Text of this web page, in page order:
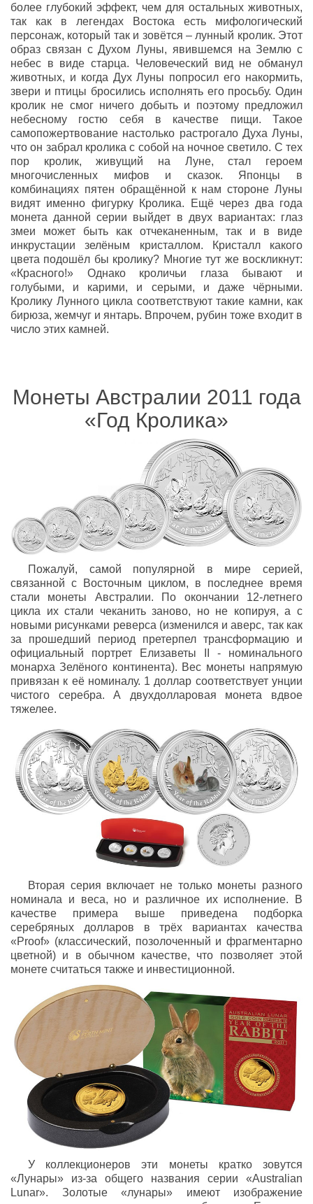
более глубокий эффект, чем для остальных животных,
так как в легендах Востока есть мифологический
персонаж, который так и зовётся – лунный кролик. Этот
образ связан с Духом Луны, явившемся на Землю с
небес в виде старца. Человеческий вид не обманул
животных, и когда Дух Луны попросил его накормить,
звери и птицы бросились исполнять его просьбу. Один
кролик не смог ничего добыть и поэтому предложил
небесному гостю себя в качестве пищи. Такое
самопожертвование настолько растрогало Духа Луны,
что он забрал кролика с собой на ночное светило. С тех
пор кролик, живущий на Луне, стал героем
многочисленных мифов и сказок. Японцы в
комбинациях пятен обращённой к нам стороне Луны
видят именно фигурку Кролика. Ещё через два года
монета данной серии выйдет в двух вариантах: глаз
змеи может быть как отчеканенным, так и в виде
инкрустации зелёным кристаллом. Кристалл какого
цвета подошёл бы кролику? Многие тут же воскликнут:
«Красного!» Однако кроличьи глаза бывают и
голубыми, и карими, и серыми, и даже чёрными.
Кролику Лунного цикла соответствуют такие камни, как
бирюза, жемчуг и янтарь. Впрочем, рубин тоже входит в
число этих камней.
Монеты Австралии 2011 года
«Год Кролика»
Пожалуй, самой популярной в мире серией,
связанной с Восточным циклом, в последнее время
стали монеты Австралии. По окончании 12-летнего
цикла их стали чеканить заново, но не копируя, а с
новыми рисунками реверса (изменился и аверс, так как
за прошедший период претерпел трансформацию и
официальный портрет Елизаветы II - номинального
монарха Зелёного континента). Вес монеты напрямую
привязан к её номиналу. 1 доллар соответствует унции
чистого серебра. А двухдолларовая монета вдвое
тяжелее.
Вторая серия включает не только монеты разного
номинала и веса, но и различное их исполнение. В
качестве примера выше приведена подборка
серебряных долларов в трёх вариантах качества
«Proof» (классический, позолоченный и фрагментарно
цветной) и в обычном качестве, что позволяет этой
монете считаться также и инвестиционной.
У коллекционеров эти монеты кратко зовутся
«Лунары» из-за общего названия серии «Australian
Lunar». Золотые «лунары» имеют изображение